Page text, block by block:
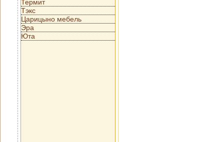
Термит
Тэкс
Царицыно мебель
Эра
Юта